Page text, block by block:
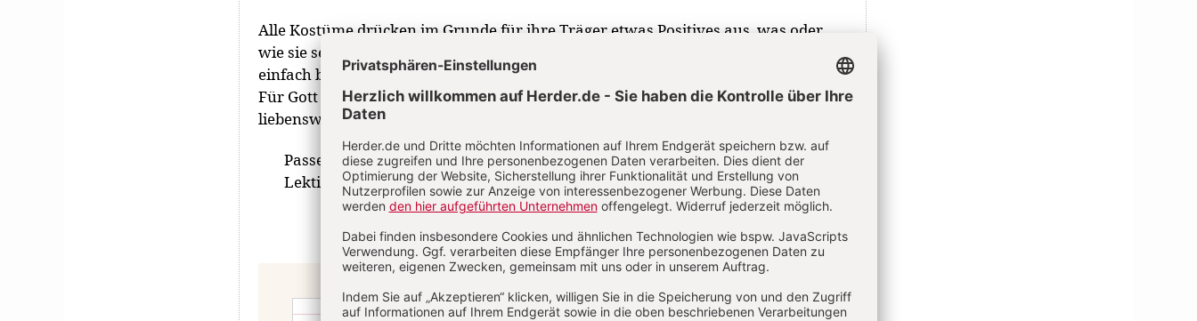
Alle Kostüme drücken im Grunde für ihre Träger etwas Positives aus, was oder
wie sie sein möchten: stark, schön, anderen helfen, für Schwache kämpfen oder
einfach bunt und schrill sein, einmal wichtig sein und im Mittelpunkt stehen. Fazit:
Für Gott ist jeder Mensch ganz wichtig. Gott macht uns groß, stark, schön und
liebenswert.
Passender Schrifttext: Lk 15,3-6 „Das Gleichnis vom verlorenen Schaf" (Kinder-
Lektionar Bd.1, Nr. 109; Vers-Auswahl!).
DIE ZEITSCHRIFT GOTTESDIENST